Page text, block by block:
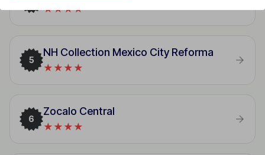
★★★★
5
NH Collection Mexico City Reforma
★★★★
6
Zocalo Central
★★★★